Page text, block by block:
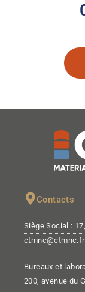
Contacts
Siège Social :
Bureaux et
200, avenue du